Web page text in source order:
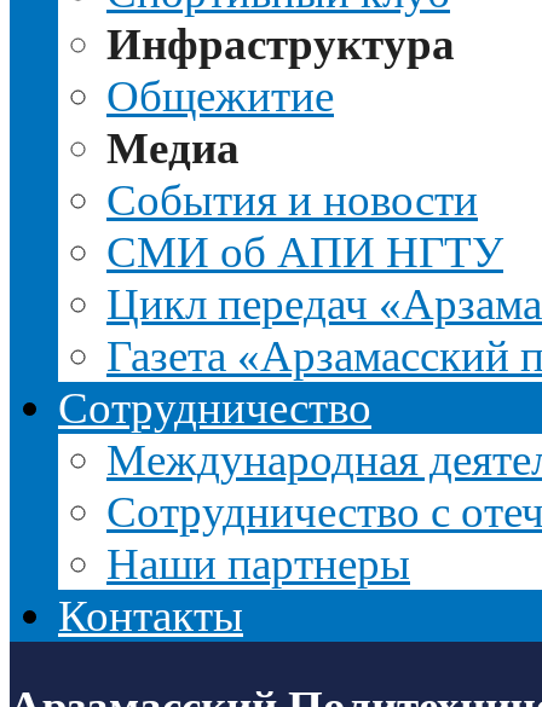
Инфраструктура
Общежитие
Медиа
События и новости
СМИ об АПИ НГТУ
Цикл передач
Газета «Арзамасский
Сотрудничество
Международная
Сотрудничество с
Наши партнеры
Контакты